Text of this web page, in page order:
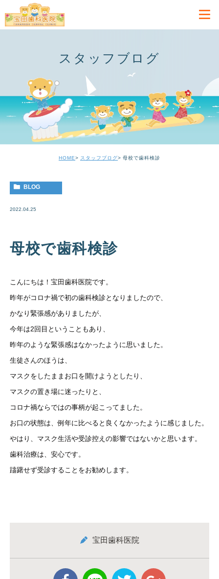
スタッフブログ
HOME スタッフブログ 母校で歯科検診
BLOG
2022.04.25
母校で歯科検診
こんにちは！宝田歯科医院です。
昨年がコロナ禍で初の歯科検診となりましたので、
かなり緊張感がありましたが、
今年は2回目ということもあり、
昨年のような緊張感はなかったように思いました。
生徒さんのほうは、
マスクをしたままお口を開けようとしたり、
マスクの置き場に迷ったりと、
コロナ禍ならではの事柄が起こってました。
お口の状態は、例年に比べると良くなかったように感じました。
やはり、マスク生活や受診控えの影響ではないかと思います。
歯科治療は、安心です。
躊躇せず受診することをお勧めします。
宝田歯科医院